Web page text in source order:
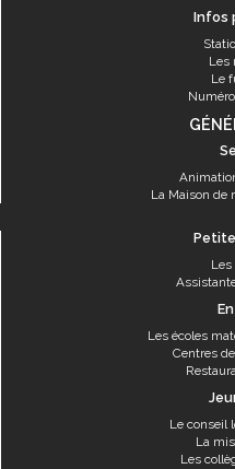
Infos
Les
Le
La Maison de
Les
Les écoles
Centres
Le conseil
La
Les